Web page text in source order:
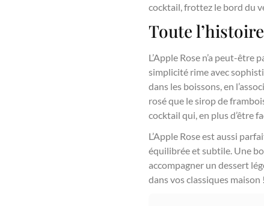
cocktail, frottez le bord du
Toute
L’Apple Rose n’a peut-être
simplicité rime avec
dans les boissons, en
rosé que le sirop de
cocktail qui, en plus d’être
L’Apple Rose est aussi
équilibrée et subtile. Une
accompagner un dessert
dans vos classiques maison !